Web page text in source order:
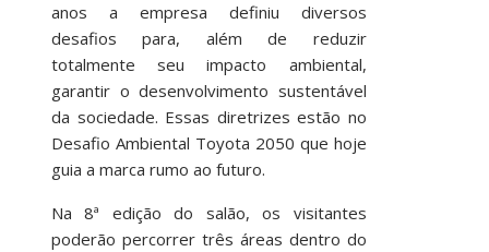
anos a empresa definiu diversos
desafios para, além de reduzir
totalmente seu impacto ambiental,
garantir o desenvolvimento sustentável
da sociedade. Essas diretrizes estão no
Desafio Ambiental Toyota 2050 que hoje
guia a marca rumo ao futuro.
Na 8ª edição do salão, os visitantes
poderão percorrer três áreas dentro do